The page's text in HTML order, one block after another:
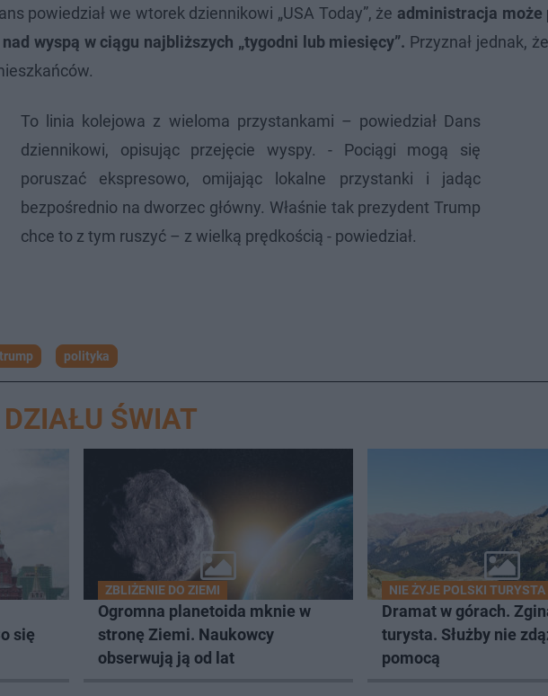
powiedział we wtorek dziennikowi „USA Today”, że administracja może
wyspą w ciągu najbliższych „tygodni lub miesięcy”. Przyznał jednak,
To linia kolejowa z wieloma przystankami – powiedział Dans
dziennikowi, opisując przejęcie wyspy. - Pociągi mogą się
poruszać ekspresowo, omijając lokalne przystanki i jadąc
bezpośrednio na dworzec główny. Właśnie tak prezydent Trump
chce to z tym ruszyć – z wielką prędkością - powiedział.
polityka
ŚWIAT
się
ZBLIŻENIE DO ZIEMI
Ogromna planetoida mknie w
stronę Ziemi. Naukowcy
obserwują ją od lat
NIE ŻYJE POLSKI TURYSTA
Dramat w górach.
turysta. Służby nie
pomocą